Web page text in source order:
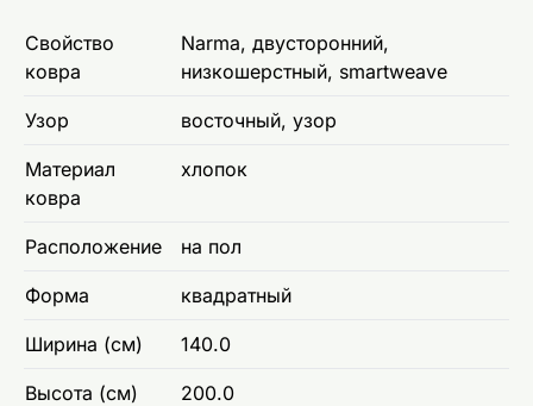
Свойство
ковра
Narma, двусторонний,
низкошерстный, smartweave
Узор восточный, узор
Материал
ковра
хлопок
Расположение на пол
Форма квадратный
Ширина (см) 140.0
Высота (см) 200.0